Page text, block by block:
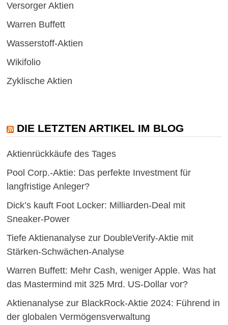
Versorger Aktien
Warren Buffett
Wasserstoff-Aktien
Wikifolio
Zyklische Aktien
DIE LETZTEN ARTIKEL IM BLOG
Aktienrückkäufe des Tages
Pool Corp.-Aktie: Das perfekte Investment für
langfristige Anleger?
Dick’s kauft Foot Locker: Milliarden-Deal mit
Sneaker-Power
Tiefe Aktienanalyse zur DoubleVerify-Aktie mit
Stärken-Schwächen-Analyse
Warren Buffett: Mehr Cash, weniger Apple. Was hat
das Mastermind mit 325 Mrd. US-Dollar vor?
Aktienanalyse zur BlackRock-Aktie 2024: Führend in
der globalen Vermögensverwaltung